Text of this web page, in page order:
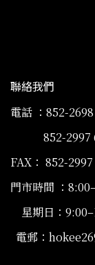
聯絡我們
電話 ：852-
852-2997
FAX： 852-
門市時間 ：
星期日：
電郵：